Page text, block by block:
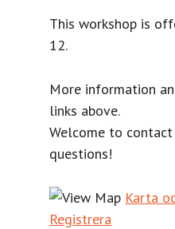
This workshop is
12.
More information
links above.
Welcome to contact
questions!
Karta
Registrera